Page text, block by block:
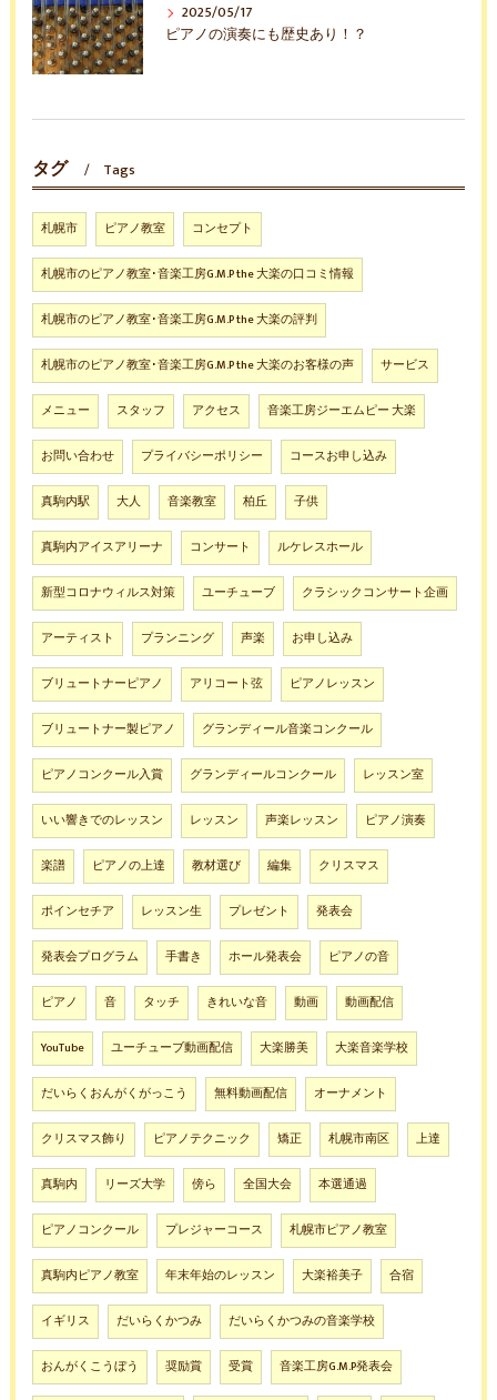
2025/05/17
ピアノの演奏にも歴史あり！？
タグ Tags
札幌市 ピアノ教室 コンセプト
札幌市のピアノ教室･音楽工房G.M.P the 大楽の口コミ情報
札幌市のピアノ教室･音楽工房G.M.P the 大楽の評判
札幌市のピアノ教室･音楽工房G.M.P the 大楽のお客様の声 サービス
メニュー スタッフ アクセス 音楽工房ジーエムピー 大楽
お問い合わせ プライバシーポリシー コースお申し込み
真駒内駅 大人 音楽教室 柏丘 子供
真駒内アイスアリーナ コンサート ルケレスホール
新型コロナウィルス対策 ユーチューブ クラシックコンサート企画
アーティスト プランニング 声楽 お申し込み
ブリュートナーピアノ アリコート弦 ピアノレッスン
ブリュートナー製ピアノ グランディール音楽コンクール
ピアノコンクール入賞 グランディールコンクール レッスン室
いい響きでのレッスン レッスン 声楽レッスン ピアノ演奏
楽譜 ピアノの上達 教材選び 編集 クリスマス
ポインセチア レッスン生 プレゼント 発表会
発表会プログラム 手書き ホール発表会 ピアノの音
ピアノ 音 タッチ きれいな音 動画 動画配信
YouTube ユーチューブ動画配信 大楽勝美 大楽音楽学校
だいらくおんがくがっこう 無料動画配信 オーナメント
クリスマス飾り ピアノテクニック 矯正 札幌市南区 上達
真駒内 リーズ大学 傍ら 全国大会 本選通過
ピアノコンクール プレジャーコース 札幌市ピアノ教室
真駒内ピアノ教室 年末年始のレッスン 大楽裕美子 合宿
イギリス だいらくかつみ だいらくかつみの音楽学校
おんがくこうぼう 奨励賞 受賞 音楽工房G.M.P発表会